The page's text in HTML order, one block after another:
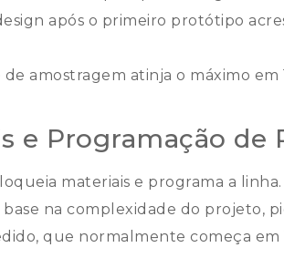
após o primeiro protótipo
amostragem atinja o máximo em
e Programação de
materiais e programa a
na complexidade do projeto,
que normalmente começa em